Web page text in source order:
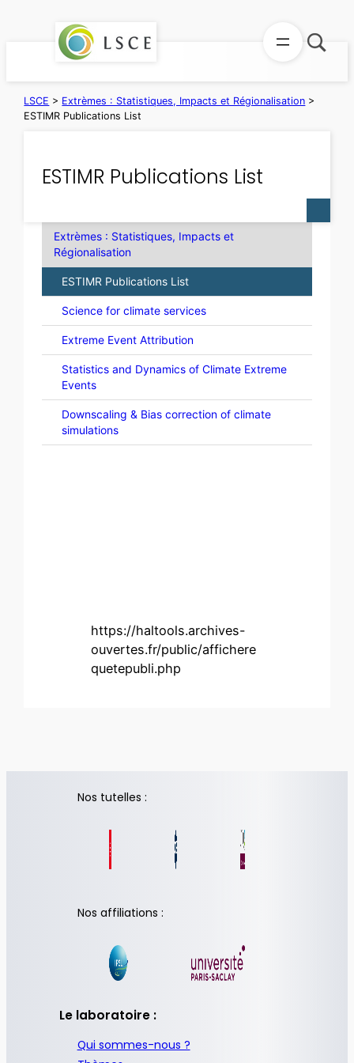
LSCE > Extrèmes : Statistiques, Impacts et Régionalisation >
ESTIMR Publications List
ESTIMR Publications List
Extrèmes : Statistiques, Impacts et
Régionalisation
ESTIMR Publications List
Science for climate services
Extreme Event Attribution
Statistics and Dynamics of Climate Extreme
Events
Downscaling & Bias correction of climate
simulations
https://haltools.archives-
ouvertes.fr/public/affichere
quetepubli.php
Nos tutelles :
Nos affiliations :
Le laboratoire :
Qui sommes-nous ?